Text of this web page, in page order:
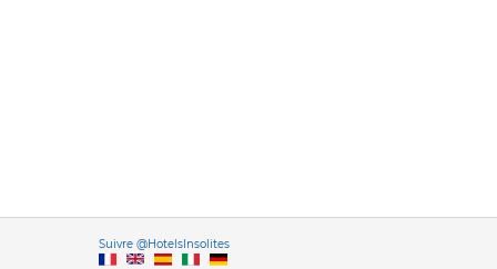
Suivre @HotelsInsolitesVersione